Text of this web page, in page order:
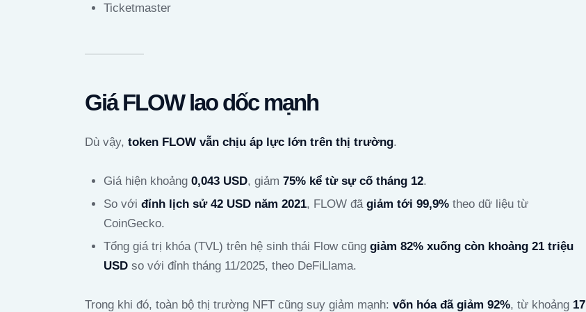
Ticketmaster
Giá FLOW lao dốc mạnh
Dù vậy, token FLOW vẫn chịu áp lực lớn trên thị trường.
Giá hiện khoảng0,043 USD, giảm75% kể từ sự cố tháng 12.
So vớiđỉnh lịch sử 42 USD năm 2021, FLOW đãgiảm tới 99,9% theo dữ liệu từ
CoinGecko.
Tổng giá trị khóa (TVL) trên hệ sinh thái Flow cũnggiảm 82% xuống còn khoảng 21 triệu
USD so với đỉnh tháng 11/2025, theo DeFiLlama.
Trong khi đó, toàn bộ thị trường NFT cũng suy giảm mạnh: vốn hóa đã giảm 92%, từ khoảng 17